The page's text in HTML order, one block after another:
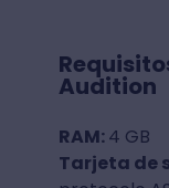
Audition
RAM:4 GB
Tarjeta de